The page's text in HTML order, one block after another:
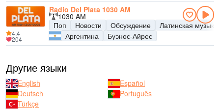
Radio Del Plata 1030 AM
1030 AM
Поп
Новости Обсуждение
Латинская музыка
Аргентина
Буэнос-Айрес
4.4
204
Другие языки
English
Español
Deutsch
Português
Türkçe